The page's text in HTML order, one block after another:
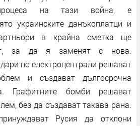
на тази война, е
украинските данъкоплатци и
в крайна сметка ще
за да я заменят с нова.
по електроцентрали решават
и създават дългосрочна
Графитните бомби решават
без да създават такава рана.
Русия да отклони